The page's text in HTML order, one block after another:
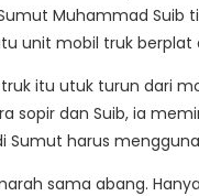
Muhammad Suib
unit mobil truk berplat
itu utuk turun dari
sopir dan Suib, ia
Sumut harus
sama abang.